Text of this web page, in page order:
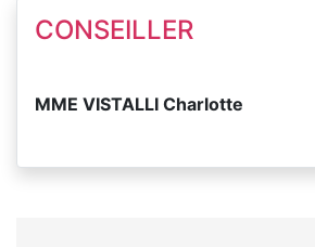
CONSEILLER
MME VISTALLI Charlotte